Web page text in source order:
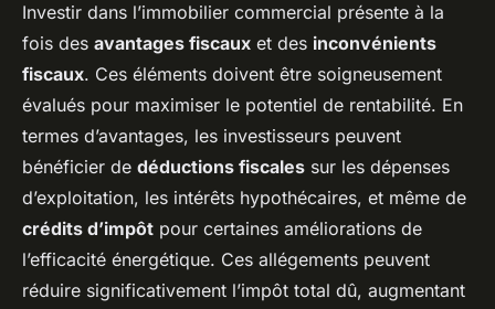
Investir dans l’immobilier commercial présente à la
fois des avantages fiscaux et des inconvénients
fiscaux. Ces éléments doivent être soigneusement
évalués pour maximiser le potentiel de rentabilité. En
termes d’avantages, les investisseurs peuvent
bénéficier de déductions fiscales sur les dépenses
d’exploitation, les intérêts hypothécaires, et même de
crédits d’impôt pour certaines améliorations de
l’efficacité énergétique. Ces allégements peuvent
réduire significativement l’impôt total dû, augmentant